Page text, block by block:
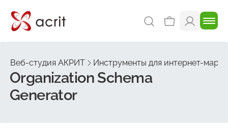
Веб-студия АКРИТ Инструменты для интернет-
Organization Schema
Generator